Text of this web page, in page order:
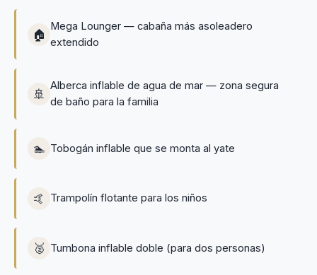
🏠
Mega Lounger — cabaña más asoleadero
extendido
🚢
Alberca inflable de agua de mar — zona segura
de baño para la familia
🏊 Tobogán inflable que se monta al yate
🤙 Trampolín flotante para los niños
🥈 Tumbona inflable doble (para dos personas)